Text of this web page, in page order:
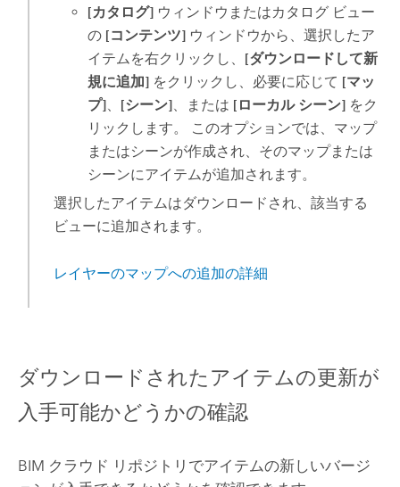
[カタログ] ウィンドウまたはカタログ ビュー
の [コンテンツ] ウィンドウから、選択したア
イテムを右クリックし、 [ダウンロードして新
規に追加] をクリックし、必要に応じて [マッ
プ]
[シーン] 、または [ローカル シーン] をク
リックします。 このオプションでは、マップ
またはシーンが作成され、そのマップまたは
シーンにアイテムが追加されます。
選択したアイテムはダウンロードされ、該当する
ビューに追加されます。
レイヤーのマップへの追加の詳細
ダウンロードされたアイテムの更新が
入手可能かどうかの確認
BIM クラウド リポジトリでアイテムの新しいバージ